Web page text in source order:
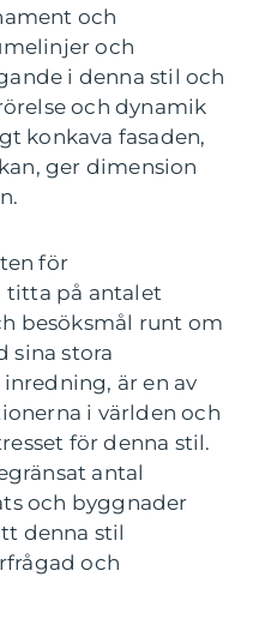
och
och
i denna stil och
och dynamik
konkava fasaden,
ger dimension
för
titta på antalet
besöksmål runt om
sina stora
är en av
i världen och
för denna stil.
antal
och byggnader
denna stil
och